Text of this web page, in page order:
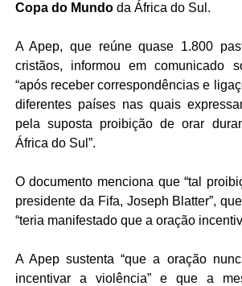
Copa do Mundoda África do Sul.
A Apep, que reúne quase 1.800
cristãos, informou em comunicado
“após receber correspondências e
diferentes países nas quais
pela suposta proibição de orar
África do Sul”.
O documento menciona que “tal
presidente da Fifa, Joseph Blatter”,
“teria manifestado que a oração
A Apep sustenta “que a oração
incentivar a violência” e que a